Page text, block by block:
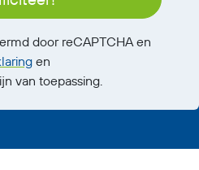
door reCAPTCHA en
en
van toepassing.